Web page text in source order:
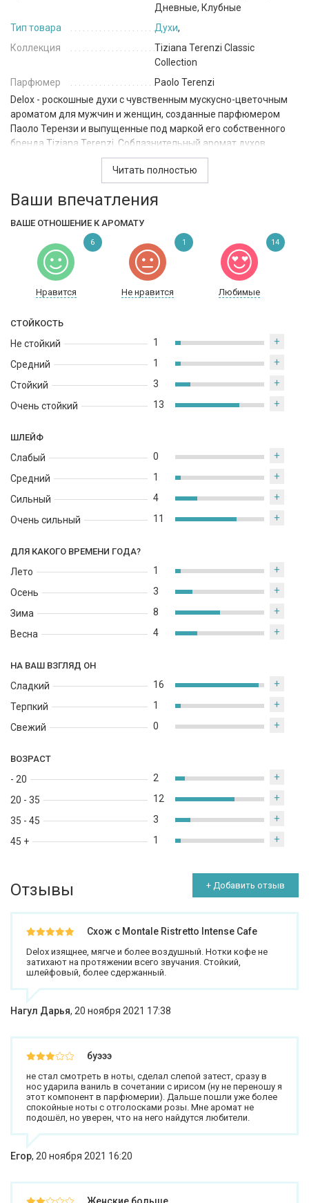
Дневные, Клубные
Тип товара
Духи,
Коллекция
Tiziana Terenzi Classic
Collection
Парфюмер
Paolo Terenzi
Delox - роскошные духи с чувственным мускусно-цветочным
ароматом для мужчин и женщин, созданные парфюмером
Паоло Терензи и выпущенные под маркой его собственного
бренда Tiziana Terenzi. Соблазнительный аромат духов
очаровывает красивым цветочным звучанием и чувственным
терпким шлейфом с изящными вкраплениями белых чистых
оттенков. Аромат открывается сладкими лиственно-зелеными
нотами белого гиацинта и горьковато-пряными восточными
медовым запахом нежных лепестков розы, сладковато-
древесными, смолистыми оттенками опопонакса и
утонченной сладостью ванили. Шлейфовые ноты
ароматической композиции насыщены чувственными нотами
пряными, медовыми оттенками, придающими парфюму
Читать полностью
Ваши впечатления
ВАШЕ ОТНОШЕНИЕ К АРОМАТУ
Нравится Не нравится Любимые
6 1 14
СТОЙКОСТЬ
Не стойкий
Средний
Стойкий
Очень стойкий
1 +
1 +
3 +
13 +
ШЛЕЙФ
Слабый
Средний
Сильный
Очень сильный
0 +
1 +
4 +
11 +
ДЛЯ КАКОГО ВРЕМЕНИ ГОДА?
Лето
Осень
Зима
Весна
1 +
3 +
8 +
4 +
НА ВАШ ВЗГЛЯД ОН
Сладкий
Терпкий
Свежий
16 +
1 +
0 +
ВОЗРАСТ
- 20
20 - 35
35 - 45
45 +
2 +
12 +
3 +
1 +
Отзывы + Добавить отзыв
Схож с Montale Ristretto Intense Cafe
Delox изящнее, мягче и более воздушный. Нотки кофе не
затихают на протяжении всего звучания. Стойкий,
шлейфовый, более сдержанный.
Нагул Дарья, 20 ноября 2021 17:38
буэээ
не стал смотреть в ноты, сделал слепой затест, сразу в
нос ударила ваниль в сочетании с ирисом (ну не переношу я
этот компонент в парфюмерии). Дальше пошли уже более
спокойные ноты с отголосками розы. Мне аромат не
подошёл, но уверен, что на него найдутся любители.
Егор, 20 ноября 2021 16:20